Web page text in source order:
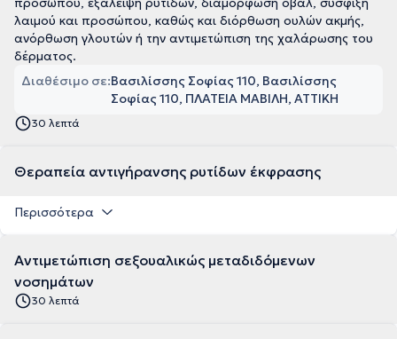
λαιμού και προσώπου, καθώς και διόρθωση ουλών ακμής,
ανόρθωση γλουτών ή την αντιμετώπιση της χαλάρωσης του
δέρματος.
Διαθέσιμο σε:Βασιλίσσης Σοφίας 110, Βασιλίσσης
Σοφίας 110, ΠΛΑΤΕΙΑ ΜΑΒΙΛΗ, ΑΤΤΙΚΗ
30 λεπτά
Θεραπεία αντιγήρανσης ρυτίδων έκφρασης
Περισσότερα
Αντιμετώπιση σεξουαλικώς μεταδιδόμενων
νοσημάτων
30 λεπτά